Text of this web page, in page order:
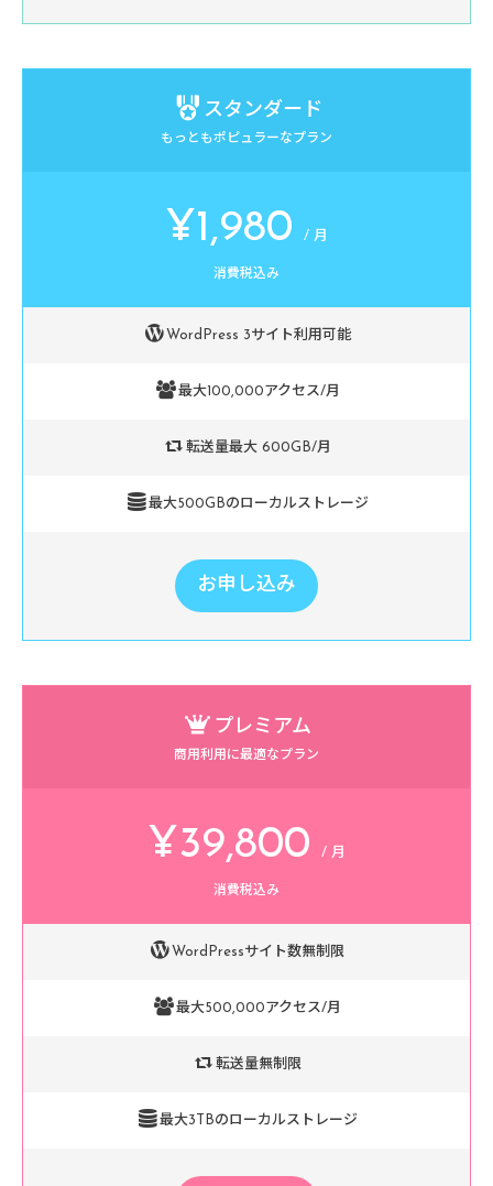
スタンダード
もっともポピュラーなプラン
¥1,980 / 月
消費税込み
WordPress 3サイト利用可能
最大100,000アクセス/月
転送量最大 600GB/月
最大500GBのローカルストレージ
お申し込み
プレミアム
商用利用に最適なプラン
¥39,800 / 月
消費税込み
WordPressサイト数無制限
最大500,000アクセス/月
転送量無制限
最大3TBのローカルストレージ